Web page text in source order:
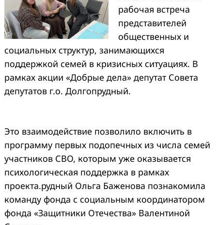
рабочая встреча
представителей
общественных и
социальных структур, занимающихся
поддержкой семей в кризисных ситуациях. В
рамках акции «Добрые дела» депутат Совета
депутатов г.о. Долгопрудный.
Это взаимодействие позволило включить в
программу первых подопечных из числа семей
участников СВО, которым уже оказывается
психологическая поддержка в рамках
проекта.рудный Ольга Баженова познакомила
команду фонда с социальным координатором
фонда «Защитники Отечества» Валентиной